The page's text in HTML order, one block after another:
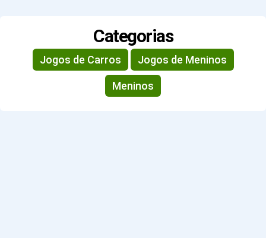
Categorias
Jogos de Carros Jogos de Meninos
Meninos